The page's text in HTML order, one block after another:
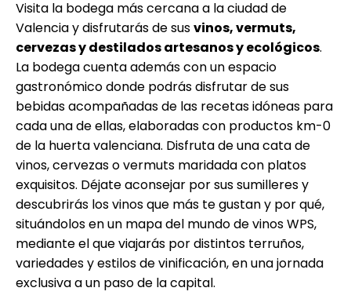
Visita la bodega más cercana a la ciudad de
Valencia y disfrutarás de susvinos, vermuts,
cervezas y destilados artesanos y ecológicos.
La bodega cuenta además con un espacio
gastronómico donde podrás disfrutar de sus
bebidas acompañadas de las recetas idóneas para
cada una de ellas, elaboradas con productos km-0
de la huerta valenciana. Disfruta de una cata de
vinos, cervezas o vermuts maridada con platos
exquisitos. Déjate aconsejar por sus sumilleres y
descubrirás los vinos que más te gustan y por qué,
situándolos en un mapa del mundo de vinos WPS,
mediante el que viajarás por distintos terruños,
variedades y estilos de vinificación, en una jornada
exclusiva a un paso de la capital.